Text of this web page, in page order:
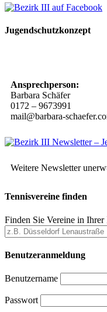
Jugendschutzkonzept
Ansprechperson:
Barbara Schäfer
0172 – 9673991
mail@barbara-
Weitere Newsletter
Tennisvereine finden
Finden Sie Vereine in Ihrer
Benutzeranmeldung
Benutzername
Passwort